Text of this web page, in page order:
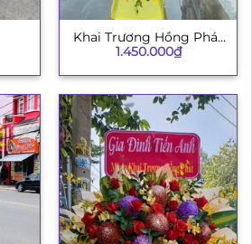
Khai Trương Hồng Phát
003
1.450.000₫